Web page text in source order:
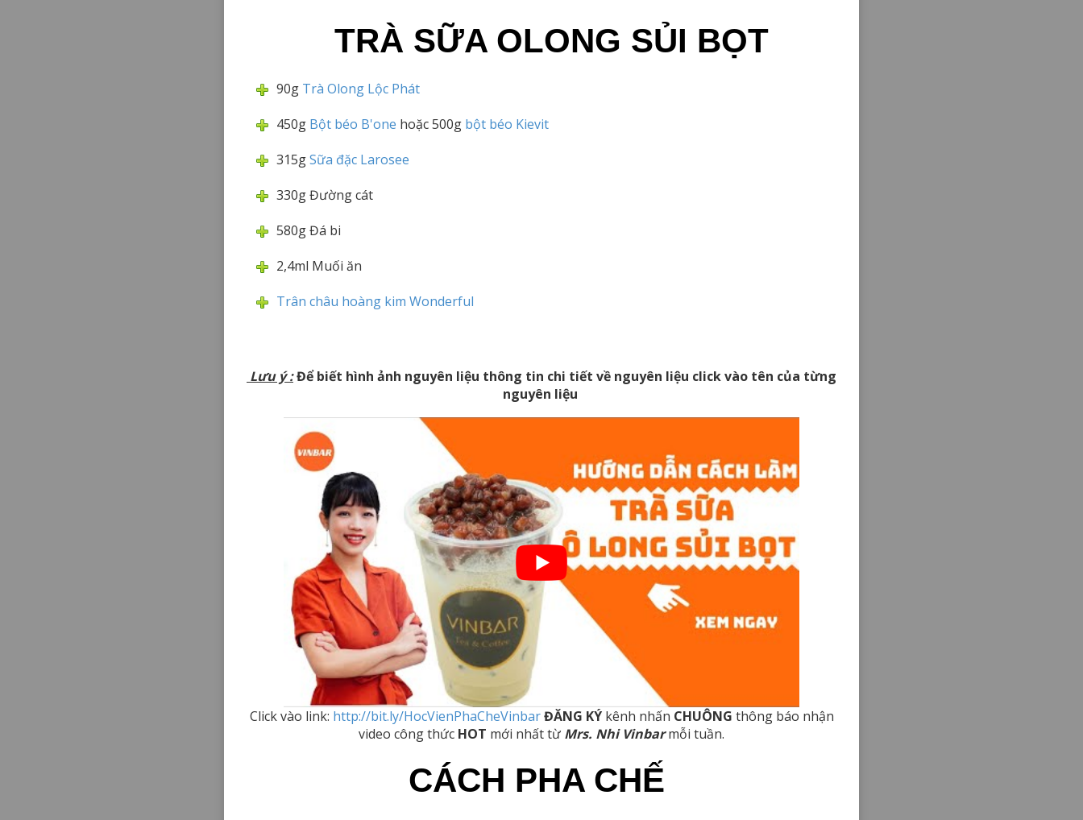
TRÀ SỮA OLONG SỦI BỌT
90g Trà Olong Lộc Phát
450g Bột béo B'one hoặc 500g bột béo Kievit
315gSữa đặc Larosee
330g Đường cát
580g Đá bi
2,4ml Muối ăn
Trân châu hoàng kim Wonderful
Lưu ý :Để biết hình ảnh nguyên liệu thông tin chi tiết về nguyên liệu click vào tên của từng
nguyên liệu
Click vào link: http://bit.ly/HocVienPhaCheVinbar ĐĂNG KÝkênh nhấn CHUÔNG thông báo nhận
video công thức HOT mới nhất từ Mrs. Nhi Vinbarmỗi tuần.
CÁCH PHA CHẾ